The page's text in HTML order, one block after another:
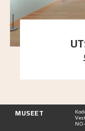
En
utstillinger,
MUSEET